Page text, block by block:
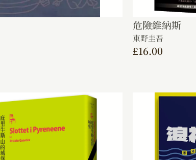
危險維納斯
東野圭吾
£16.00